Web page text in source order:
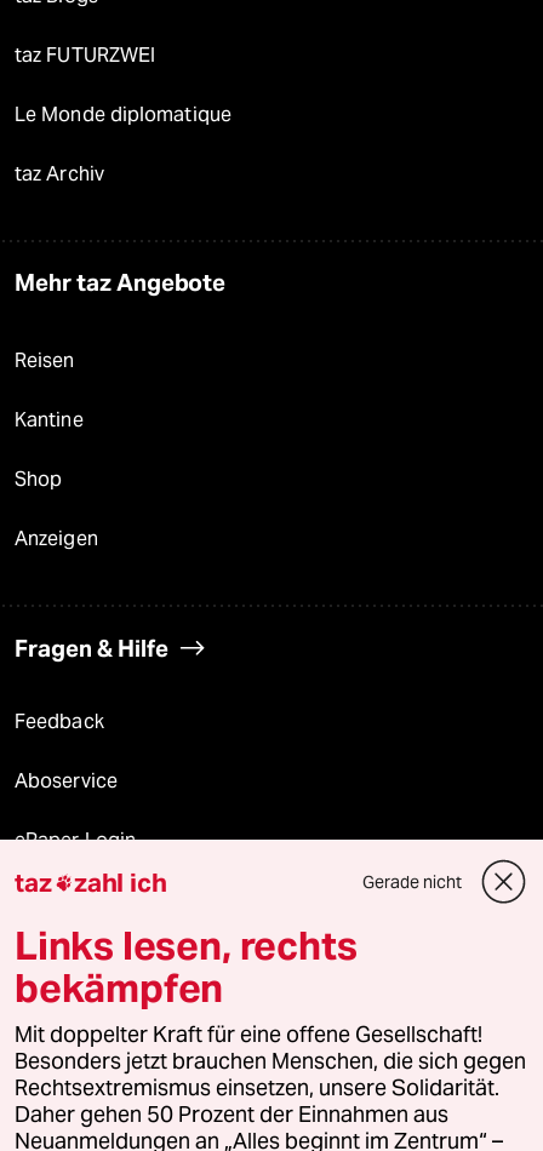
taz FUTURZWEI
Le Monde diplomatique
taz Archiv
Mehr taz Angebote
Reisen
Kantine
Shop
Anzeigen
Fragen & Hilfe
Feedback
Aboservice
ePaper Login
Downloads für Abonnierende
© 2026 taz Verlags und Vertriebs GmbH
Alle Rechte vorbehalten. Bei rechtlichen Fragen oder für Genehmigungen
wenden Sie sich bitte an
lizenzen@taz.de
Feedback Redaktionsstatut Kommune-Richtlinien
taz zahl ich Gerade nicht
Links lesen, rechts
bekämpfen
Mit doppelter Kraft für eine offene Gesellschaft!
Besonders jetzt brauchen Menschen, die sich gegen
Rechtsextremismus einsetzen, unsere Solidarität.
Daher gehen 50 Prozent der Einnahmen aus
Neuanmeldungen an „Alles beginnt im Zentrum“ –